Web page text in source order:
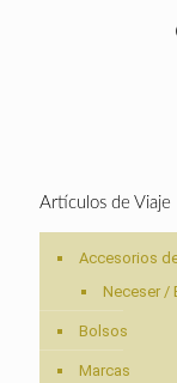
Artículos de Viaje
Accesorios
Neceser /
Bolsos
Marcas